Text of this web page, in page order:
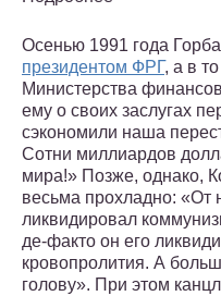
Осенью 1991 года
президентом ФРГ, а в
Министерства
ему о своих заслугах
сэкономили наша
Сотни миллиардов
мира!» Позже, однако,
весьма прохладно: «От
ликвидировал
де-факто он его
кровопролития. А
голову». При этом